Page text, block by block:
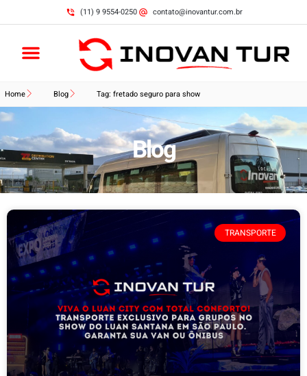
(11) 9 9554-0250 contato@inovantur.com.br
Home Blog Tag: fretado seguro para show
Blog
TRANSPORTE